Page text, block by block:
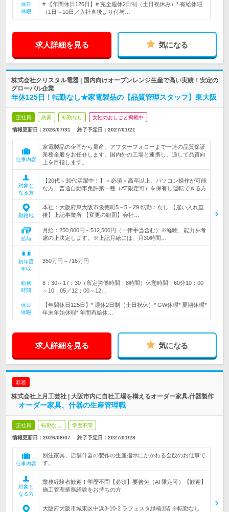
休日
休暇
# 【年間休日126日】# 完全週休2日制（土日祝休み）* 有給休暇
（1日～10日／入社直後より付与…
求人詳細を見る 気になる
株式会社クリスタル電器 | 国内向けオーブンレンジ生産で高い実績！安定の
グローバル企業
年休125日！転勤なし★家電製品の【品質管理スタッフ】東大阪
正社員 急募 転勤なし 女性のおしごと掲載中
情報更新日：2026/07/31 終了予定日： 2027/01/21
仕事内容
家電製品の企画から量産、アフターフォローまで一連の品質保証
業務全般をお任せします。国内外の工場と連携し、通して品質向
上を目指します。
対象と
なる方
【20代～30代活躍中！】＜必須＞高卒以上、パソコン操作が可能
な方、普通自動車免許第一種（AT限定可）を保有し運転できる方
勤務地
本社：大阪府東大阪市俊徳町5－5－29 転勤：なし 【雇い入れ直
後】上記事業所 【変更の範囲】会社…
給与
月給：250,000円～512,500円（一律手当含む）※経験、能力を考
慮の上決定します。※上記月給には、月30時間…
初年度
年収
350万円～716万円
勤務
時間
8：30～17：30（所定労働時間：8時間）休憩時間：60分10：00
～10：05／12：00～12…
休日
休暇
【年間休日125日】* 週休2日制（土日祝休）* GW休暇* 夏期休暇*
年末年始休暇* 年間有給休…
求人詳細を見る 気になる
新着
株式会社上月工芸社 | 大阪市内に自社工場を構えるオーダー家具.什器製作
オーダー家具、什器の生産管理職
正社員 転勤なし 学歴不問
情報更新日：2026/08/07 終了予定日： 2027/01/28
仕事内容
別注家具、店舗什器の製作の生産指示にかかわる全般のお仕事で
す。
対象と
なる方
業務経験者歓迎！学歴不問【必須】要普免（AT限定可）【歓迎】
施工管理業務経験をお持ちの方
大阪府大阪市城東区中浜3-10-2 ラフェスタ緑橋1階 ※転勤なし